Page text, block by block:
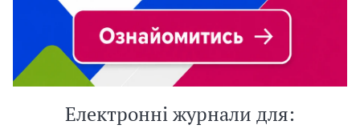
Електронні журнали для: